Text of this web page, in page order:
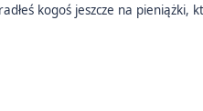
kogoś jeszcze na pieniążki,